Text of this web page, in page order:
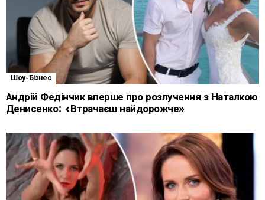
Шоу-Бізнес
Андрій Федінчик вперше про розлучення з Наталкою
Денисенко: «Втрачаєш найдорожче»